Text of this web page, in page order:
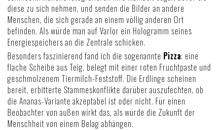
diese zu sich nehmen, und senden die Bilder an andere
Menschen, die sich gerade an einem völlig anderen Ort
befinden. Als würde man auf Varlor ein Hologramm seines
Energiespeichers an die Zentrale schicken.
Besonders faszinierend fand ich die sogenannte Pizza: eine
flache Scheibe aus Teig, belegt mit einer roten Fruchtpaste und
geschmolzenem Tiermilch-Feststoff. Die Erdlinge scheinen
bereit, erbitterte Stammeskonflikte darüber auszufechten, ob
die Ananas-Variante akzeptabel ist oder nicht. Für einen
Beobachter von außen wirkt das, als würde die Zukunft der
Menschheit von einem Belag abhängen.